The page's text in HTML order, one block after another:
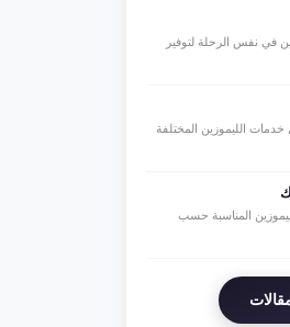
في نفس الرحلة لتوفير
الليموزين المختلفة
المناسبة حسب